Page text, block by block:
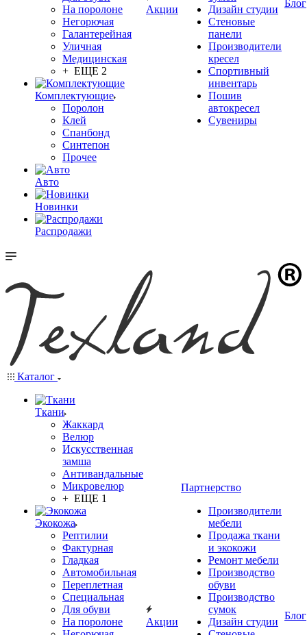
На поролоне
Негорючая
Галантерейная
Уличная
Медицинская
+ ЕЩЕ 2
Комплектующие
Поролон
Клей
Спанбонд
Синтепон
Прочее
Авто
Новинки
Распродажи
Акции
Дизайн студии
Стеновые
панели
Производители
кресел
Спортивный
инвентарь
Пошив
автокресел
Сувениры
Блог
Каталог
Ткани
Жаккард
Велюр
Искусственная
замша
Антивандальные
Микровелюр
+ ЕЩЕ 1
Экокожа
Рептилии
Фактурная
Гладкая
Автомобильная
Переплетная
Специальная
Для обуви
На поролоне
Акции
Партнерство
Производители
мебели
Продажа ткани
и экокожи
Ремонт мебели
Производство
обуви
Производство
сумок
Дизайн студии
Блог